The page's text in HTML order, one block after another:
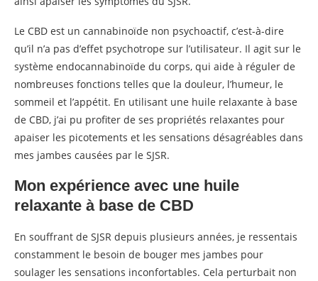
Le CBD est un cannabinoïde non psychoactif, c’est-à-dire
qu’il n’a pas d’effet psychotrope sur l’utilisateur. Il agit sur le
système endocannabinoïde du corps, qui aide à réguler de
nombreuses fonctions telles que la douleur, l’humeur, le
sommeil et l’appétit. En utilisant une huile relaxante à base
de CBD, j’ai pu profiter de ses propriétés relaxantes pour
apaiser les picotements et les sensations désagréables dans
mes jambes causées par le SJSR.
Mon expérience avec une huile
relaxante à base de CBD
En souffrant de SJSR depuis plusieurs années, je ressentais
constamment le besoin de bouger mes jambes pour
soulager les sensations inconfortables. Cela perturbait non